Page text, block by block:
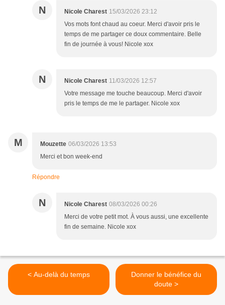
N Nicole Charest 15/03/2026 23:12
Vos mots font chaud au coeur. Merci d'avoir pris le
temps de me partager ce doux commentaire. Belle
fin de journée à vous! Nicole xox
N Nicole Charest 11/03/2026 12:57
Votre message me touche beaucoup. Merci d'avoir
pris le temps de me le partager. Nicole xox
M Mouzette 06/03/2026 13:53
Merci et bon week-end
Répondre
N Nicole Charest 08/03/2026 00:26
Merci de votre petit mot. À vous aussi, une excellente
fin de semaine. Nicole xox
< Au-delà du temps
Donner le bénéfice du
doute >